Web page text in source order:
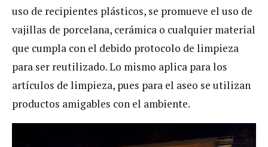
uso de recipientes plásticos, se promueve el uso de
vajillas de porcelana, cerámica o cualquier material
que cumpla con el debido protocolo de limpieza
para ser reutilizado. Lo mismo aplica para los
artículos de limpieza, pues para el aseo se utilizan
productos amigables con el ambiente.